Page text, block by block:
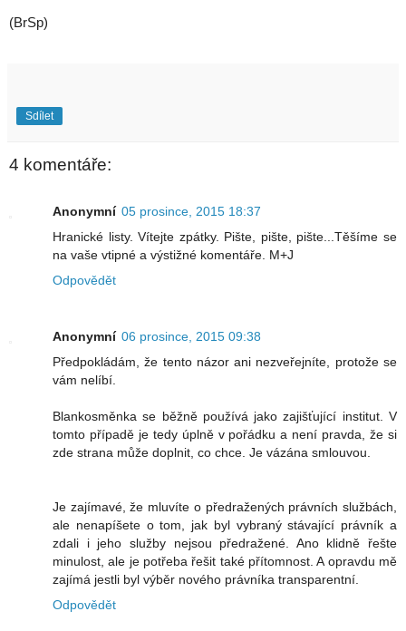
(BrSp)
Sdílet
4 komentáře:
Anonymní 05 prosince, 2015 18:37
Hranické listy. Vítejte zpátky. Pište, pište, pište...Těšíme se
na vaše vtipné a výstižné komentáře. M+J
Odpovědět
Anonymní 06 prosince, 2015 09:38
Předpokládám, že tento názor ani nezveřejníte, protože se
vám nelíbí.
Blankosměnka se běžně používá jako zajišťující institut. V
tomto případě je tedy úplně v pořádku a není pravda, že si
zde strana může doplnit, co chce. Je vázána smlouvou.
Je zajímavé, že mluvíte o předražených právních službách,
ale nenapíšete o tom, jak byl vybraný stávající právník a
zdali i jeho služby nejsou předražené. Ano klidně řešte
minulost, ale je potřeba řešit také přítomnost. A opravdu mě
zajímá jestli byl výběr nového právníka transparentní.
Odpovědět